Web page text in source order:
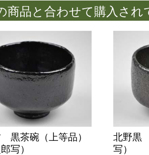
商品と合わせて購入され
黒茶碗（上等品）
写）
北野黒
写）